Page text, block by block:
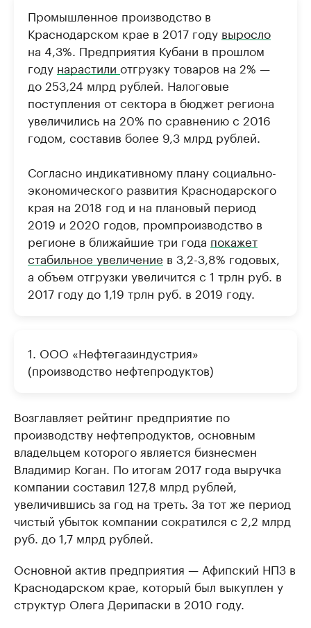
Промышленное производство в
Краснодарском крае в 2017 году выросло
на 4,3%. Предприятия Кубани в прошлом
году нарастили отгрузку товаров на 2% —
до 253,24 млрд рублей. Налоговые
поступления от сектора в бюджет региона
увеличились на 20% по сравнению с 2016
годом, составив более 9,3 млрд рублей.
Согласно индикативному плану социально-
экономического развития Краснодарского
края на 2018 год и на плановый период
2019 и 2020 годов, промпроизводство в
регионе в ближайшие три года покажет
стабильное увеличение в 3,2-3,8% годовых,
а объем отгрузки увеличится с 1 трлн руб. в
2017 году до 1,19 трлн руб. в 2019 году.
1. ООО «Нефтегазиндустрия»
(производство нефтепродуктов)
Возглавляет рейтинг предприятие по
производству нефтепродуктов, основным
владельцем которого является бизнесмен
Владимир Коган. По итогам 2017 года выручка
компании составил 127,8 млрд рублей,
увеличившись за год на треть. За тот же период
чистый убыток компании сократился с 2,2 млрд
руб. до 1,7 млрд рублей.
Основной актив предприятия — Афипский НПЗ в
Краснодарском крае, который был выкуплен у
структур Олега Дерипаски в 2010 году.